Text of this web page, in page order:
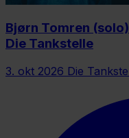
Bjørn Tomren
Die Tankstelle
3. okt 2026 Die